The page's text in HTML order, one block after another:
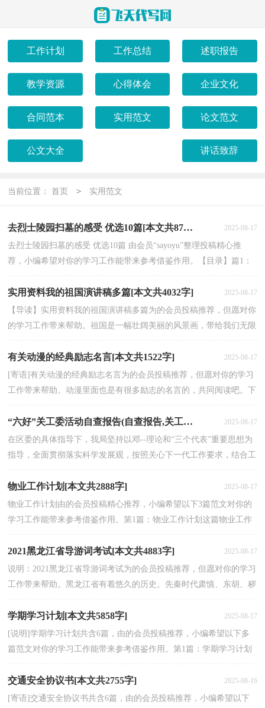
工作计划 工作总结 述职报告
教学资源 心得体会 企业文化
合同范本 实用范文 论文范文
公文大全 讲话致辞
当前位置： 首页 > 实用范文
去烈士陵园扫墓的感受 优选10篇[本文共8754字] 2025-08-17
去烈士陵园扫墓的感受 优选10篇 由会员“sayoyu”整理投稿精心推
荐，小编希望对你的学习工作能带来参考借鉴作用。【目录】篇1：
实用资料我的祖国演讲稿多篇[本文共4032字] 2025-08-17
【导读】实用资料我的祖国演讲稿多篇为的会员投稿推荐，但愿对你
的学习工作带来帮助。祖国是一幅壮阔美丽的风景画，带给我们无限
有关动漫的经典励志名言[本文共1522字] 2025-08-17
[寄语]有关动漫的经典励志名言为的会员投稿推荐，但愿对你的学习
工作带来帮助。动漫里面也是有很多励志的名言的，共同阅读吧。下
“六好”关工委活动自查报告(自查报告,关工委,活动)[本文共12424字] 2025-08-17
在区委的具体指导下，我局坚持以邓--理论和“三个代表”重要思想为
指导，全面贯彻落实科学发展观，按照关心下一代工作要求，结合工
物业工作计划[本文共2888字] 2025-08-17
物业工作计划由的会员投稿精心推荐，小编希望以下3篇范文对你的
学习工作能带来参考借鉴作用。第1篇：物业工作计划这篇物业工作
2021黑龙江省导游词考试[本文共4883字] 2025-08-17
说明：2021黑龙江省导游词考试为的会员投稿推荐，但愿对你的学习
工作带来帮助。黑龙江省有着悠久的历史。先秦时代肃慎、东胡、秽
学期学习计划[本文共5858字] 2025-08-17
[说明]学期学习计划共含6篇，由的会员投稿推荐，小编希望以下多
篇范文对你的学习工作能带来参考借鉴作用。第1篇：学期学习计划
交通安全协议书[本文共2755字] 2025-08-16
[寄语]交通安全协议书共含6篇，由的会员投稿推荐，小编希望以下